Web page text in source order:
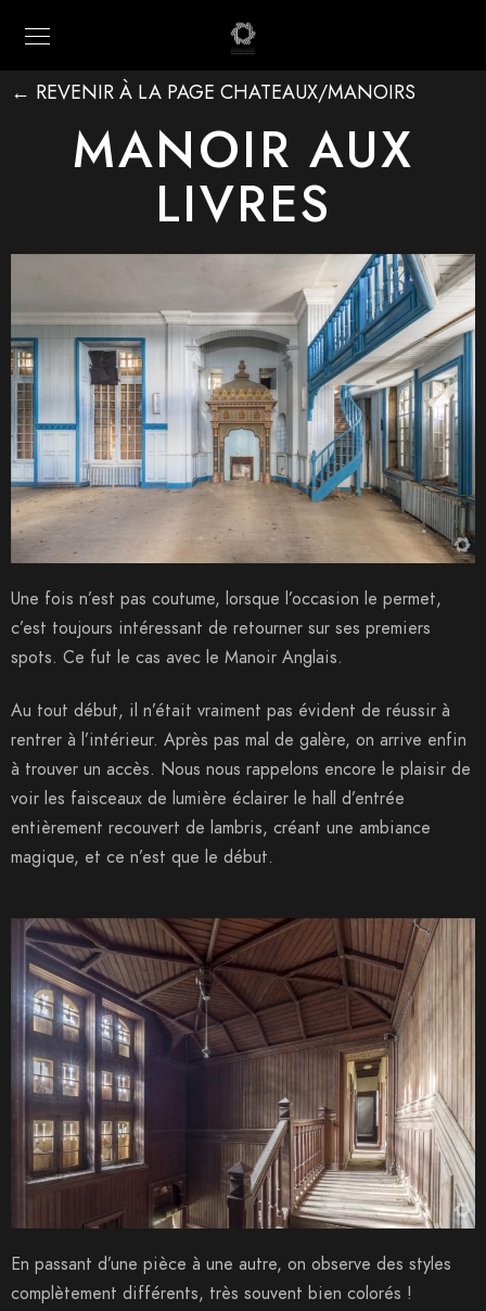
← REVENIR À LA PAGE CHATEAUX/MANOIRS
MANOIR AUX
LIVRES
Une fois n’est pas coutume, lorsque l’occasion le permet,
c’est toujours intéressant de retourner sur ses premiers
spots. Ce fut le cas avec le Manoir Anglais.
Au tout début, il n’était vraiment pas évident de réussir à
rentrer à l’intérieur. Après pas mal de galère, on arrive enfin
à trouver un accès. Nous nous rappelons encore le plaisir de
voir les faisceaux de lumière éclairer le hall d’entrée
entièrement recouvert de lambris, créant une ambiance
magique, et ce n’est que le début.
En passant d’une pièce à une autre, on observe des styles
complètement différents, très souvent bien colorés !